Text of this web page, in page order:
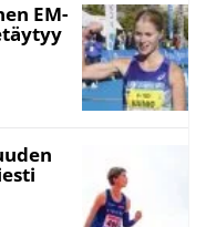
EM-